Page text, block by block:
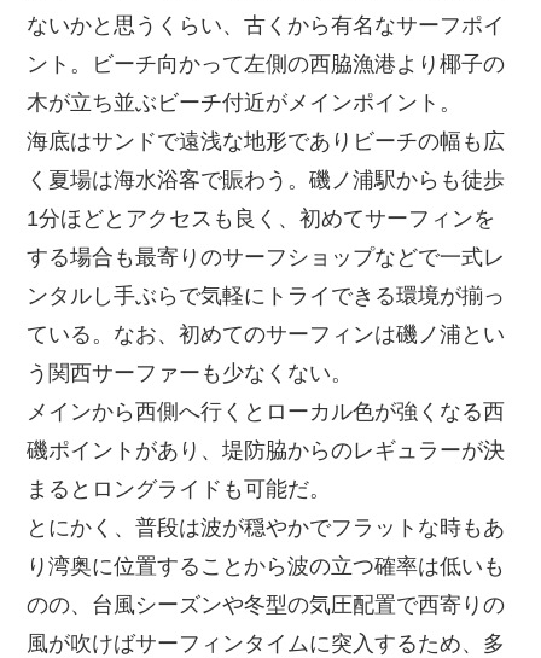
ないかと思うくらい、古くから有名なサーフポイ
ント。ビーチ向かって左側の西脇漁港より椰子の
木が立ち並ぶビーチ付近がメインポイント。
海底はサンドで遠浅な地形でありビーチの幅も広
く夏場は海水浴客で賑わう。磯ノ浦駅からも徒歩
1分ほどとアクセスも良く、初めてサーフィンを
する場合も最寄りのサーフショップなどで一式レ
ンタルし手ぶらで気軽にトライできる環境が揃っ
ている。なお、初めてのサーフィンは磯ノ浦とい
う関西サーファーも少なくない。
メインから西側へ行くとローカル色が強くなる西
磯ポイントがあり、堤防脇からのレギュラーが決
まるとロングライドも可能だ。
とにかく、普段は波が穏やかでフラットな時もあ
り湾奥に位置することから波の立つ確率は低いも
のの、台風シーズンや冬型の気圧配置で西寄りの
風が吹けばサーフィンタイムに突入するため、多